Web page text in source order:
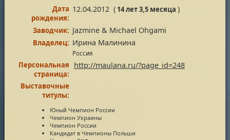
Дата
рождения:
12.04.2012(14 лет 3,5 месяца )
Заводчик: Jazmine & Michael Ohgami
Владелец: Ирина Малинина
Россия
Персональная
страница:
http://maulana.ru/?page_id=248
Выставочные
титулы:
Юный Чемпион России
Чемпион Украины
Чемпион России
Кандидат в Чемпионы Польши